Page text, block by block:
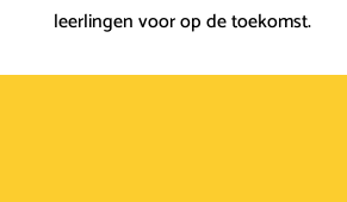
leerlingen voor op de toekomst.